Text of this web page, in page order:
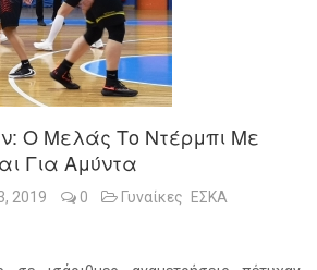
Ο Μελάς Το Ντέρμπι Με
Για Αμύντα
2019 0 Γυναίκες ΕΣΚΑ